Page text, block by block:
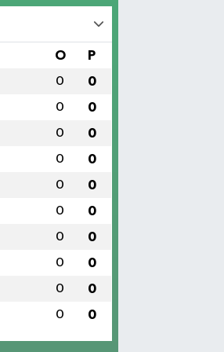
O P
0 0
0 0
0 0
0 0
0 0
0 0
0 0
0 0
0 0
0 0